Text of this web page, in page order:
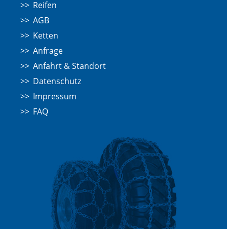
Reifen
AGB
Ketten
Anfrage
Anfahrt & Standort
Datenschutz
Impressum
FAQ